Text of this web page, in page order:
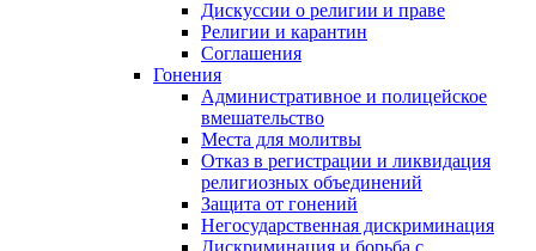
Дискуссии о религии и праве
Религии и карантин
Соглашения
Гонения
Административное и полицейское
вмешательство
Места для молитвы
Отказ в регистрации и ликвидация
религиозных объединений
Защита от гонений
Негосударственная дискриминация